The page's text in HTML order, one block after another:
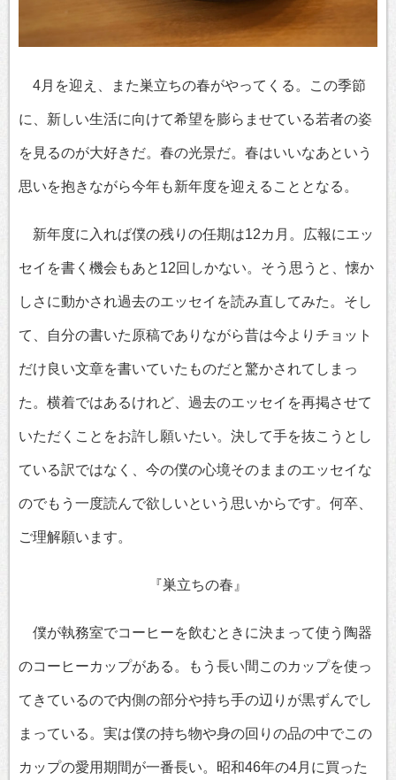
4月を迎え、また巣立ちの春がやってくる。この季節
に、新しい生活に向けて希望を膨らませている若者の姿
を見るのが大好きだ。春の光景だ。春はいいなあという
思いを抱きながら今年も新年度を迎えることとなる。
新年度に入れば僕の残りの任期は12カ月。広報にエッ
セイを書く機会もあと12回しかない。そう思うと、懐か
しさに動かされ過去のエッセイを読み直してみた。そし
て、自分の書いた原稿でありながら昔は今よりチョット
だけ良い文章を書いていたものだと驚かされてしまっ
た。横着ではあるけれど、過去のエッセイを再掲させて
いただくことをお許し願いたい。決して手を抜こうとし
ている訳ではなく、今の僕の心境そのままのエッセイな
のでもう一度読んで欲しいという思いからです。何卒、
ご理解願います。
『巣立ちの春』
僕が執務室でコーヒーを飲むときに決まって使う陶器
のコーヒーカップがある。もう長い間このカップを使っ
てきているので内側の部分や持ち手の辺りが黒ずんでし
まっている。実は僕の持ち物や身の回りの品の中でこの
カップの愛用期間が一番長い。昭和46年の4月に買った